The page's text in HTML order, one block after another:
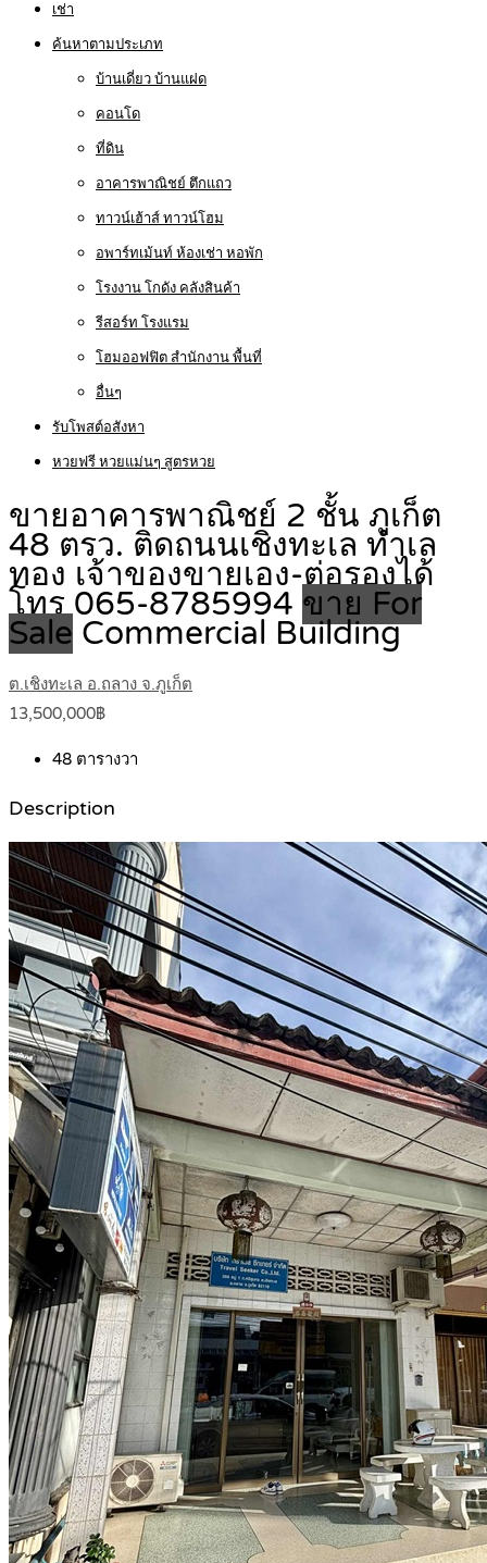
เช่า
ค้นหาตามประเภท
บ้านเดี่ยว บ้านแฝด
คอนโด
ที่ดิน
อาคารพาณิชย์ ตึกแถว
ทาวน์เฮ้าส์ ทาวน์โฮม
อพาร์ทเม้นท์ ห้องเช่า หอพัก
โรงงาน โกดัง คลังสินค้า
รีสอร์ท โรงแรม
โฮมออฟฟิต สำนักงาน พื้นที่
อื่นๆ
รับโพสต์อสังหา
หวยฟรี หวยแม่นๆ สูตรหวย
ขายอาคารพาณิชย์ 2 ชั้น ภูเก็ต
48 ตรว. ติดถนนเชิงทะเล ทำเล
ทอง เจ้าของขายเอง-ต่อรองได้
โทร 065-8785994 ขาย For
Sale Commercial Building
ต.เชิงทะเล อ.ถลาง จ.ภูเก็ต
13,500,000฿
48 ตารางวา
Description